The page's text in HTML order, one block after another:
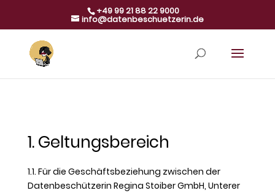
+49 99 21 88 22 9000
info@datenbeschuetzerin.de
1. Geltungsbereich
1.1. Für die Geschäftsbeziehung zwischen der
Datenbeschützerin Regina Stoiber GmbH, Unterer